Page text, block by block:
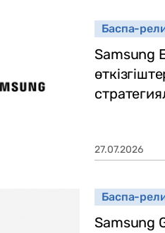
Баспа-
Samsung
27.07.2026
Баспа-
Samsung